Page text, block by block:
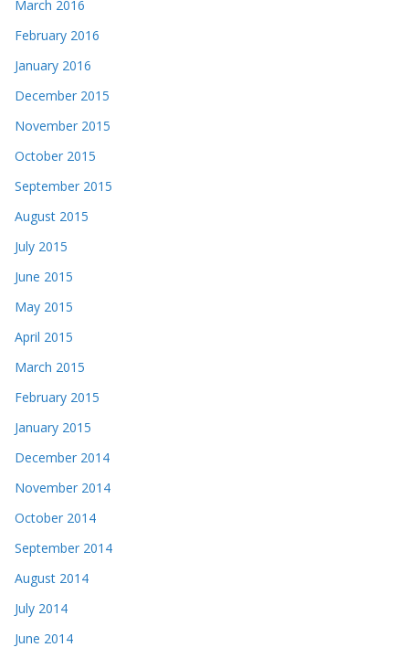
March 2016
February 2016
January 2016
December 2015
November 2015
October 2015
September 2015
August 2015
July 2015
June 2015
May 2015
April 2015
March 2015
February 2015
January 2015
December 2014
November 2014
October 2014
September 2014
August 2014
July 2014
June 2014